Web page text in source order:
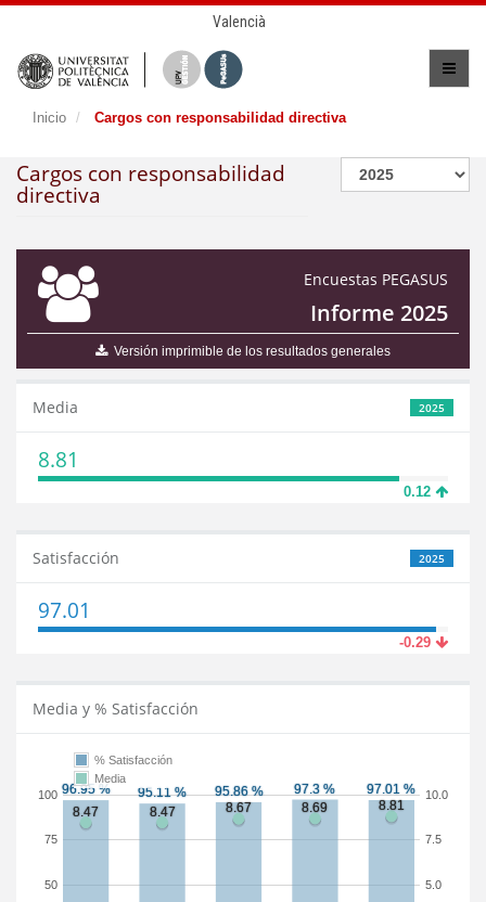
Valencià
Inicio Cargos con responsabilidad directiva
Cargos con responsabilidad
directiva
Encuestas PEGASUS
Informe 2025
Versión imprimible de los resultados generales
2025
Media
8.81
0.12
2025
Satisfacción
97.01
-0.29
Media y % Satisfacción
50
75
100
5.0
7.5
10.0
% Satisfacción
Media